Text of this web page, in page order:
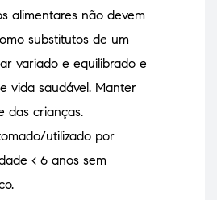
alimentares não devem
substitutos de um
variado e equilibrado e
vida saudável. Manter
das crianças.
utilizado por
< 6 anos sem